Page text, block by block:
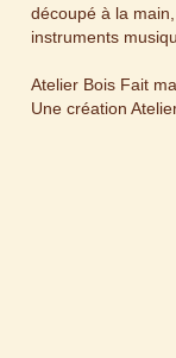
découpé à la
instruments
Atelier Bois Fait
Une création